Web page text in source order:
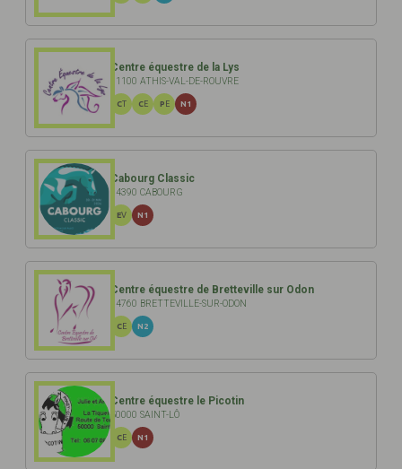
Centre équestre de la Lys
61100 ATHIS-VAL-DE-ROUVRE
CT CE PE N1
Cabourg Classic
14390 CABOURG
EV N1
Centre équestre de Bretteville sur Odon
14760 BRETTEVILLE-SUR-ODON
CE N2
Centre équestre le Picotin
50000 SAINT-LÔ
CE N1